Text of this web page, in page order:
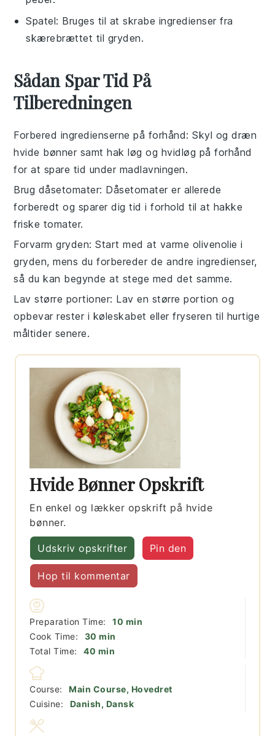
Spatel: Bruges til at skrabe ingredienser fra
skærebrættet til gryden.
Sådan Spar Tid På
Tilberedningen
Forbered ingredienserne på forhånd: Skyl og dræn
hvide bønner samt hakløg og hvidløg på forhånd
for at spare tid under madlavningen.
Brug dåsetomater: Dåsetomater er allerede
forberedt og sparer dig tid i forhold til at hakke
friske tomater.
Forvarm gryden: Start med at varme olivenolie i
gryden, mens du forbereder de andre ingredienser,
så du kan begynde at stege med det samme.
Lav større portioner: Lav en større portion og
opbevar rester i køleskabet eller fryseren til hurtige
måltider senere.
Hvide Bønner Opskrift
En enkel og lækker opskrift på hvide
bønner.
Udskriv opskrifter Pin den
Hop til kommentar
Preparation Time: 10 minutter
min
Cook Time:
30 minutter
min
Total Time:
40 minutter
min
Course:
Main Course, Hovedret
Cuisine:
Danish, Dansk